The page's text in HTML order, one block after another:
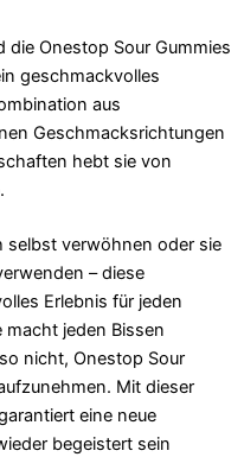
die Onestop Sour Gummies
geschmackvolles
aus
Geschmacksrichtungen
hebt sie von
selbst verwöhnen oder sie
– diese
Erlebnis für jeden
macht jeden Bissen
nicht, Onestop Sour
Mit dieser
eine neue
begeistert sein